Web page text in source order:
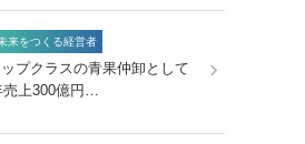
来をつくる経営者
プクラスの青果仲卸として
売上300億円…